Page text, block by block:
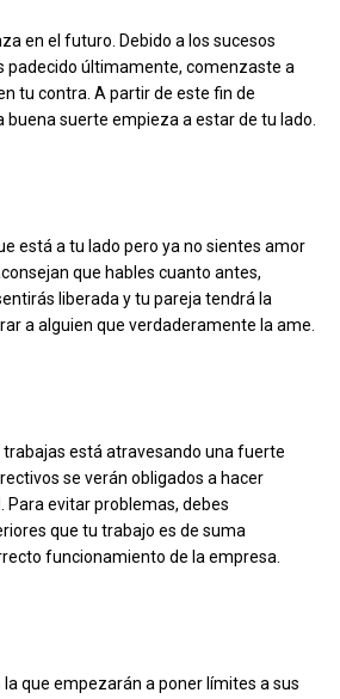
en el futuro. Debido a los sucesos
padecido últimamente, comenzaste a
tu contra. A partir de este fin de
buena suerte empieza a estar de tu lado.
está a tu lado pero ya no sientes amor
que hables cuanto antes,
liberada y tu pareja tendrá la
a alguien que verdaderamente la ame.
trabajas está atravesando una fuerte
se verán obligados a hacer
Para evitar problemas, debes
que tu trabajo es de suma
funcionamiento de la empresa.
que empezarán a poner límites a sus